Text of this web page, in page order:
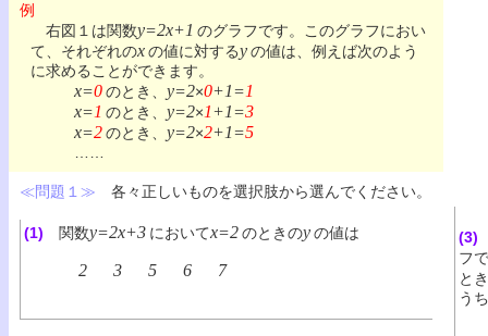
例
右図１は関数y=2x+1 のグラフです。このグラフにおい
て、それぞれのxの値に対するyの値は、例えば次のよう
に求めることができます。
x=0のとき、 y=2×0+1=1
x=1 のとき、 y=2×1+1=3
x=2のとき、 y=2×2+1=5
≪問題１≫ 各々正しいものを選択肢から選んでください。
(1) 関数y=2x+3 においてx=2のときのyの値は
2 3 5 6 7
(3)
フ
と
う